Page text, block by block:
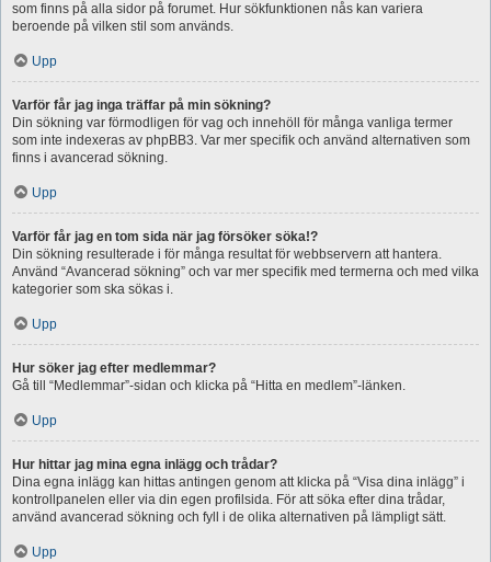
som finns på alla sidor på forumet. Hur sökfunktionen nås kan variera
beroende på vilken stil som används.
Upp
Varför får jag inga träffar på min sökning?
Din sökning var förmodligen för vag och innehöll för många vanliga termer
som inte indexeras av phpBB3. Var mer specifik och använd alternativen som
finns i avancerad sökning.
Upp
Varför får jag en tom sida när jag försöker söka!?
Din sökning resulterade i för många resultat för webbservern att hantera.
Använd “Avancerad sökning” och var mer specifik med termerna och med vilka
kategorier som ska sökas i.
Upp
Hur söker jag efter medlemmar?
Gå till “Medlemmar”-sidan och klicka på “Hitta en medlem”-länken.
Upp
Hur hittar jag mina egna inlägg och trådar?
Dina egna inlägg kan hittas antingen genom att klicka på “Visa dina inlägg” i
kontrollpanelen eller via din egen profilsida. För att söka efter dina trådar,
använd avancerad sökning och fyll i de olika alternativen på lämpligt sätt.
Upp